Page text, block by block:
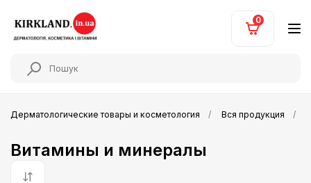
0
Дерматологические товары и косметология Вся продукция
Витамины и минералы
По умолчанию